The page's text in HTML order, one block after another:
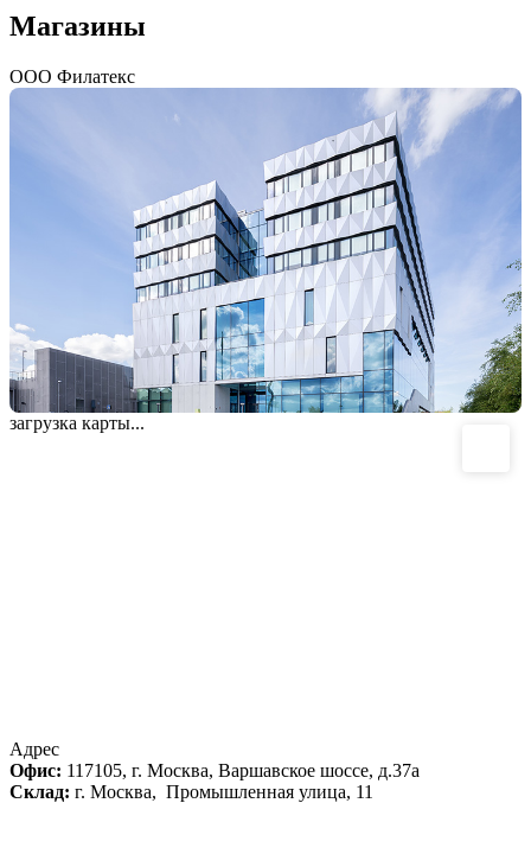
Магазины
ООО Филатекс
загрузка карты...
Адрес
Офис: 117105, г. Москва, Варшавское шоссе, д.37а
Склад: г. Москва, Промышленная улица, 11